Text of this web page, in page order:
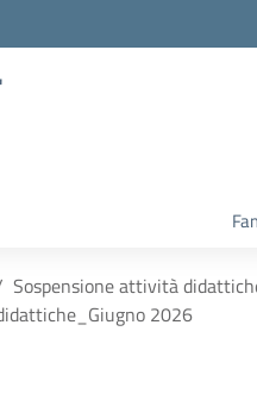
Sospensione attività
2026